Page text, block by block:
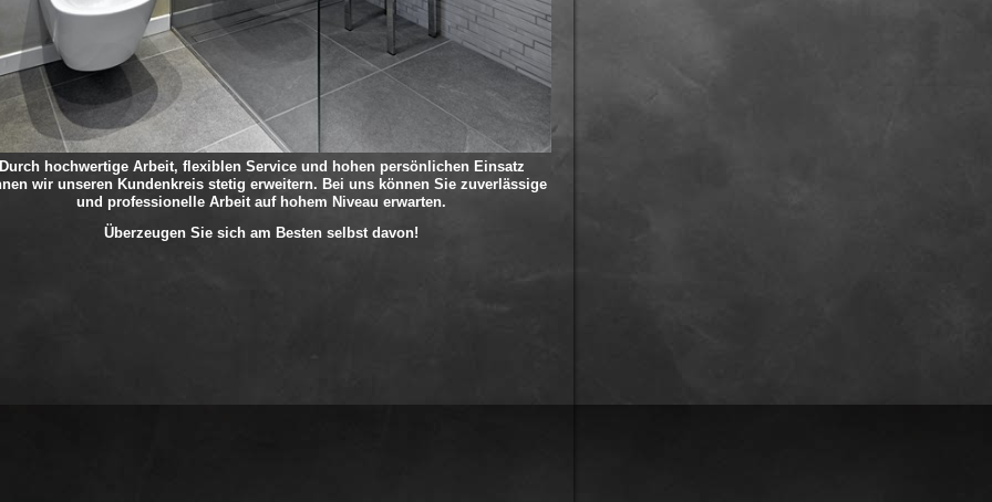
hochwertige Arbeit, flexiblen Service und hohen persönlichen Einsatz
wir unseren Kundenkreis stetig erweitern. Bei uns können Sie zuverlässige
und professionelle Arbeit auf hohem Niveau erwarten.
Überzeugen Sie sich am Besten selbst davon!